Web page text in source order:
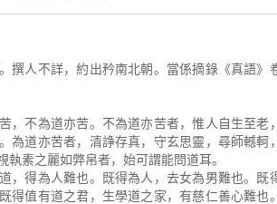
人不詳，約出矜南北朝。當係摘錄《真語》
不為道亦苦。不為道亦苦者，惟人自生至老
為道亦苦者，清諍存真，守玄思靈，尋師轗
素之麗如弊帛者，始可謂能問道耳。
得為人難也。既得為人，去女為男難也。既
得值有道之君，生學道之家，有慈仁善心難